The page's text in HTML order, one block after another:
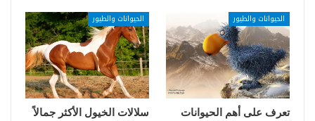
الحيوانات والطيور
تعرف على أهم الحيوانات
الحيوانات والطيور
سلالات الخيول الأكثر جمالاً